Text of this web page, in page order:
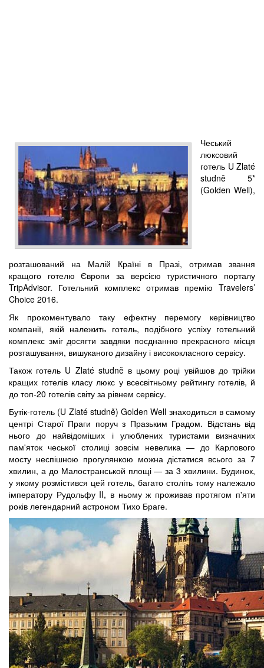
Чеський
люксовий
готель U Zlaté
studně 5*
(Golden Well),
розташований на Малій Країні в Празі, отримав звання
кращого готелю Європи за версією туристичного порталу
TripAdvisor. Готельний комплекс отримав премію Travelers’
Choice 2016.
Як прокоментувало таку ефектну перемогу керівництво
компанії, якій належить готель, подібного успіху готельний
комплекс зміг досягти завдяки поєднанню прекрасного місця
розташування, вишуканого дизайну і висококласного сервісу.
Також готель U Zlaté studně в цьому році увійшов до трійки
кращих готелів класу люкс у всесвітньому рейтингу готелів, й
до топ-20 готелів світу за рівнем сервісу.
Бутік-готель (U Zlaté studně) Golden Well знаходиться в самому
центрі Старої Праги поруч з Празьким Градом. Відстань від
нього до найвідоміших і улюблених туристами визначних
пам'яток чеської столиці зовсім невелика — до Карлового
мосту неспішною прогулянкою можна дістатися всього за 7
хвилин, а до Малостранськой площі — за 3 хвилини. Будинок,
у якому розмістився цей готель, багато століть тому належало
імператору Рудольфу II, в ньому ж проживав протягом п'яти
років легендарний астроном Тихо Браге.